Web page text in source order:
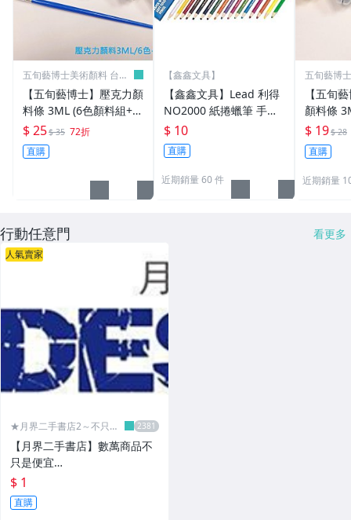
五旬藝博士美術顏料 台灣
【五旬藝博士】壓克力顏
料條 3ML (6色顏料組+小
黑筆) 套裝組 歡迎大量訂
購
$ 25$ 35 72折
直購
【鑫鑫文具】
【鑫鑫文具】Lead 利得
NO2000 紙捲蠟筆 手撕
蠟筆
$ 10
直購
近期銷量 60 件
五旬藝博
【五旬
顏料條
一條 歡
$ 19$ 28
直購
近期銷量
行動任意門 看更多
人氣賣家
★月界二手書店2～不只是
【月界二手書店】數萬商品不
只是便宜…
$ 1
直購